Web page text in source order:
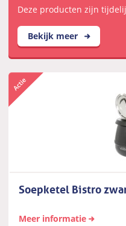
Deze producten zijn
Bekijk meer
Soepketel Bistro
Meer informatie